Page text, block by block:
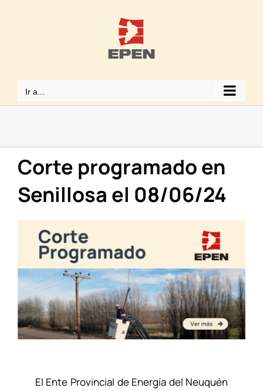
Ir a...
Corte programado en
Senillosa el 08/06/24
El Ente Provincial de Energía del Neuquén